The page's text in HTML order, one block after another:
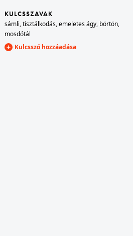
Börtön, labdavarró üzem.
napi- és szekrényrend.
KULCSSZAVAK
sámli,tisztálkodás,emeletes ágy, börtön,
mosdótál
Kulcsszó hozzáadása